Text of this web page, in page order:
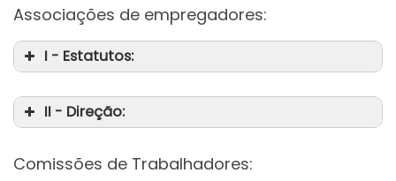
Associações de empregadores:
I - Estatutos:
II - Direção:
Comissões de Trabalhadores: